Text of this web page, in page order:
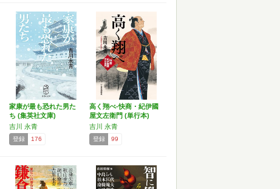
家康が最も恐れた男た
ち (集英社文庫)
吉川 永青
登録 176
高く翔べ-快商・紀伊國
屋文左衛門 (単行本)
吉川 永青
登録 99